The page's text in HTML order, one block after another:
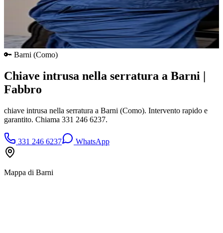
🔑 Barni (Como)
Chiave intrusa nella serratura a Barni |
Fabbro
chiave intrusa nella serratura a Barni (Como). Intervento rapido e
garantito. Chiama 331 246 6237.
331 246 6237 WhatsApp
Mappa di Barni